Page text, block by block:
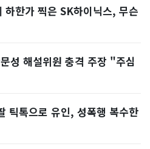
한가 찍은 SK하이닉스, 무슨
성 해설위원 충격 주장 "주심
톡으로 유인, 성폭행 복수한